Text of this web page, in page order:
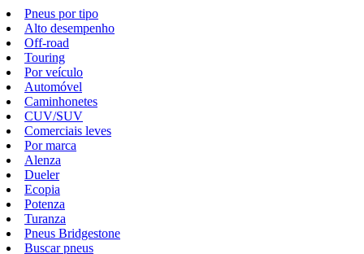
Pneus por tipo
Alto desempenho
Off-road
Touring
Por veículo
Automóvel
Caminhonetes
CUV/SUV
Comerciais leves
Por marca
Alenza
Dueler
Ecopia
Potenza
Turanza
Pneus Bridgestone
Buscar pneus